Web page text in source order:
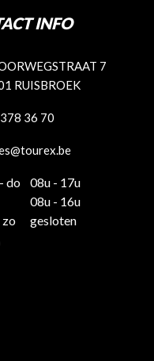
INFO
7
RUISBROEK
36 70
do
08u - 17u
08u - 16u
zo
gesloten